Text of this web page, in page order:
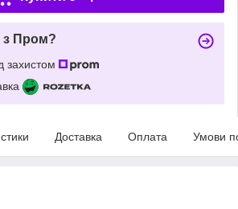
з Пром?
захистом
Доставка Оплата Умови